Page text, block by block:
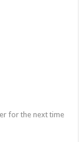
for the next time